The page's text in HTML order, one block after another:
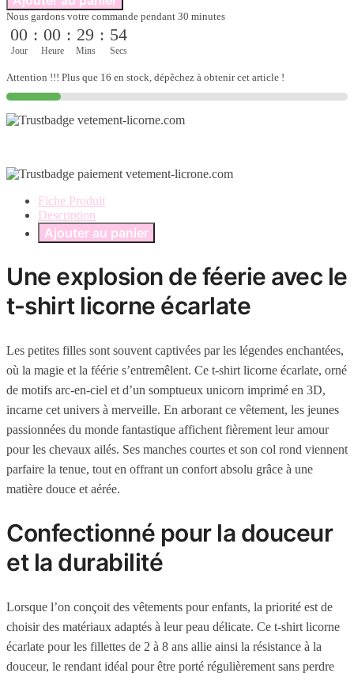
T
shirt
licorne
écarlate
enfant
féminin
Nous gardons votre commande pendant 30 minutes
00
Jour
: 00
Heure
: 29
Mins
: 53
Secs
Attention !!! Plus que 16 en stock, dépêchez à obtenir cet article !
Fiche Produit
Description
Ajouter au panier
Une explosion de féerie avec le
t-shirt licorne écarlate
Les petites filles sont souvent captivées par les légendes enchantées,
où la magie et la féérie s’entremêlent. Ce t-shirt licorne écarlate, orné
de motifs arc-en-ciel et d’un somptueux unicorn imprimé en 3D,
incarne cet univers à merveille. En arborant ce vêtement, les jeunes
passionnées du monde fantastique affichent fièrement leur amour
pour les chevaux ailés. Ses manches courtes et son col rond viennent
parfaire la tenue, tout en offrant un confort absolu grâce à une
matière douce et aérée.
Confectionné pour la douceur
et la durabilité
Lorsque l’on conçoit des vêtements pour enfants, la priorité est de
choisir des matériaux adaptés à leur peau délicate. Ce t-shirt licorne
écarlate pour les fillettes de 2 à 8 ans allie ainsi la résistance à la
douceur, le rendant idéal pour être porté régulièrement sans perdre